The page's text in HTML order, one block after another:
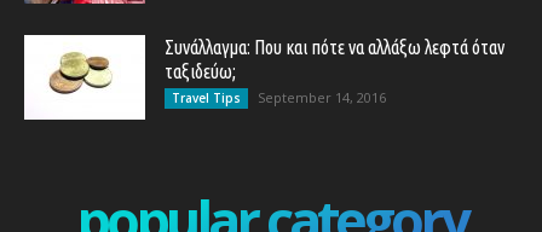
Συνάλλαγμα: Που και πότε να αλλάξω λεφτά όταν
ταξιδεύω;
Travel Tips September 14, 2016